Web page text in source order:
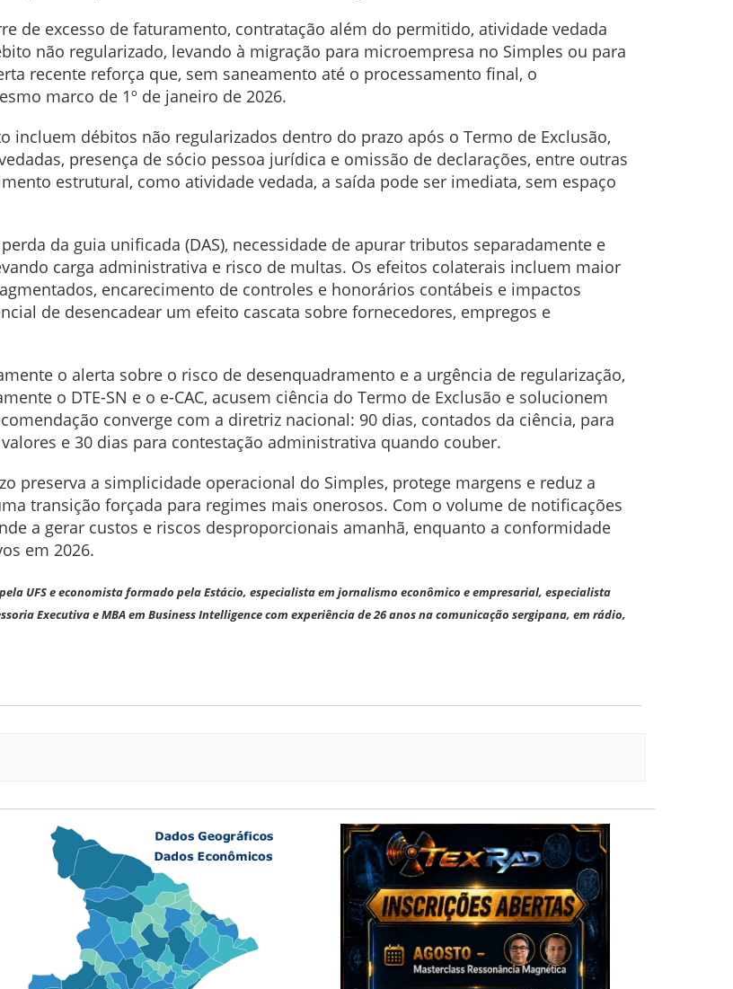
de excesso de faturamento, contratação além do permitido, atividade vedada
não regularizado, levando à migração para microempresa no Simples ou para
recente reforça que, sem saneamento até o processamento final, o
marco de 1º de janeiro de 2026.
incluem débitos não regularizados dentro do prazo após o Termo de Exclusão,
presença de sócio pessoa jurídica e omissão de declarações, entre outras
estrutural, como atividade vedada, a saída pode ser imediata, sem espaço
da guia unificada (DAS), necessidade de apurar tributos separadamente e
carga administrativa e risco de multas. Os efeitos colaterais incluem maior
encarecimento de controles e honorários contábeis e impactos
de desencadear um efeito cascata sobre fornecedores, empregos e
o alerta sobre o risco de desenquadramento e a urgência de regularização,
o DTE-SN e o e-CAC, acusem ciência do Termo de Exclusão e solucionem
converge com a diretriz nacional: 90 dias, contados da ciência, para
e 30 dias para contestação administrativa quando couber.
preserva a simplicidade operacional do Simples, protege margens e reduz a
transição forçada para regimes mais onerosos. Com o volume de notificações
a gerar custos e riscos desproporcionais amanhã, enquanto a conformidade
em 2026.
UFS e economista formado pela Estácio, especialista em jornalismo econômico e empresarial, especialista
Executiva e MBA em Business Intelligence com experiência de 26 anos na comunicação sergipana, em rádio,